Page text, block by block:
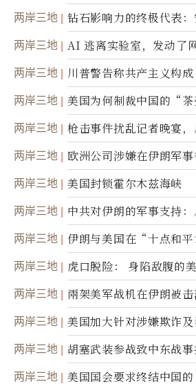
达
两岸三地 钻石影响力的终极代表
两岸三地 AI 逃离实验室，发动了
两岸三地 川普警告称共产主义构
两岸三地 美国为何制裁中国的“茶
两岸三地
枪击事件扰乱记者晚宴
职责
两岸三地
欧洲公司涉嫌在伊朗军
美军基地的卫星图像
两岸三地 美国封锁霍尔木兹海峡
两岸三地
中共对伊朗的军事支持
接技术转让
两岸三地 伊朗与美国在“十点和
两岸三地 虎口脱险： 身陷敌腹的
两岸三地
兩架美军战机在伊朗被
踪
两岸三地
美国加大针对涉嫌欺诈
民权力度
两岸三地
胡塞武装参战致中东战
面入侵的可能性
两岸三地 美国国会要求终结中国